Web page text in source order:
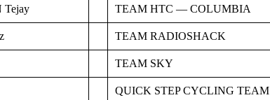
Tejay TEAM HTC — COLUMBIA
TEAM RADIOSHACK
TEAM SKY
QUICK STEP CYCLING TEAM